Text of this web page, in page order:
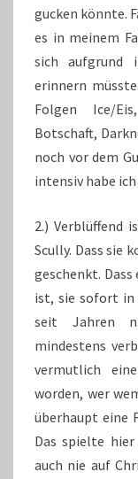
gucken könnte.
es in meinem
sich aufgrund
erinnern
Folgen Ice/
Botschaft,
noch vor dem
intensiv habe
2.) Verblüffend
Scully. Dass sie
geschenkt.
ist, sie sofort in
seit Jahren
mindestens
vermutlich
worden, wer
überhaupt eine
Das spielte
auch nie auf